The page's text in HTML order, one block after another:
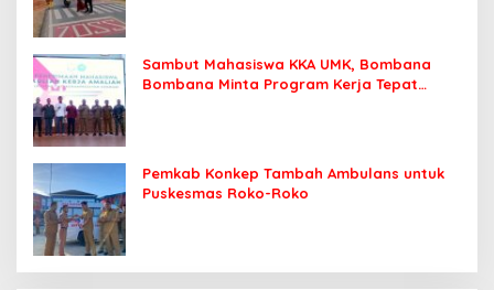
Sambut Mahasiswa KKA UMK, Bombana
Bombana Minta Program Kerja Tepat
Pemkab Konkep Tambah Ambulans untuk
Puskesmas Roko-Roko